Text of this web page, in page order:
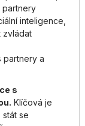
partnery
inteligence,
zvládat
partnery a
s
Klíčová je
se